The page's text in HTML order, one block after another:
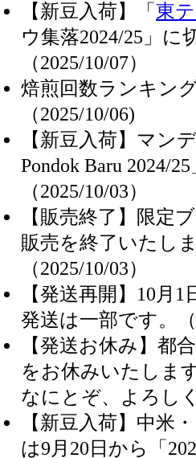
【新豆入荷】「 東
ウ集落2024/25」
（2025/10/07）
焙煎回数ランキン
（2025/10/06)
【新豆入荷】マン
Pondok Baru 2024/
（2025/10/03）
【販売終了】限定
販売を終了いたし
（2025/10/03）
【発送再開】10月
発送は一部です。
【発送お休み】都
をお休みいたしま
なにとぞ、よろし
【新豆入荷】中米
は9月20日から「